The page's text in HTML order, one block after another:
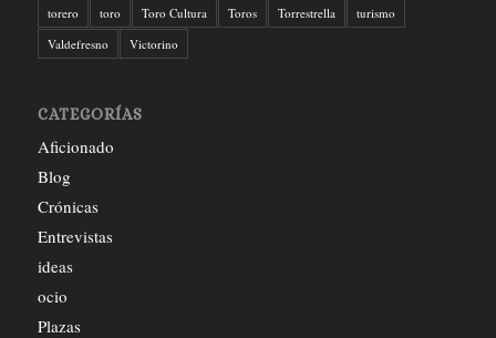
torero
toro Toro Cultura Toros Torrestrella
turismo
Valdefresno
Victorino
CATEGORÍAS
Aficionado
Blog
Crónicas
Entrevistas
ideas
ocio
Plazas